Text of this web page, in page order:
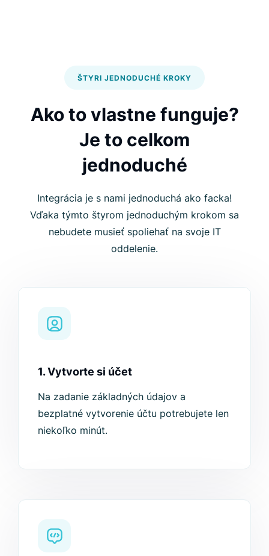
ŠTYRI JEDNODUCHÉ KROKY
Ako to vlastne funguje?
Je to celkom
jednoduché
Integrácia je s nami jednoduchá ako facka!
Vďaka týmto štyrom jednoduchým krokom sa
nebudete musieť spoliehať na svoje IT
oddelenie.
1. Vytvorte si účet
Na zadanie základných údajov a
bezplatné vytvorenie účtu potrebujete len
niekoľko minút.